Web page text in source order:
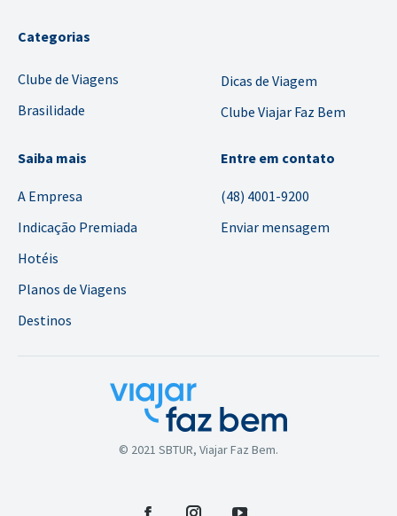
Categorias
Clube de Viagens
Brasilidade
Dicas de Viagem
Clube Viajar Faz Bem
Saiba mais
A Empresa
Indicação Premiada
Hotéis
Planos de Viagens
Destinos
Entre em contato
(48) 4001-9200
Enviar mensagem
© 2021 SBTUR, Viajar Faz Bem.